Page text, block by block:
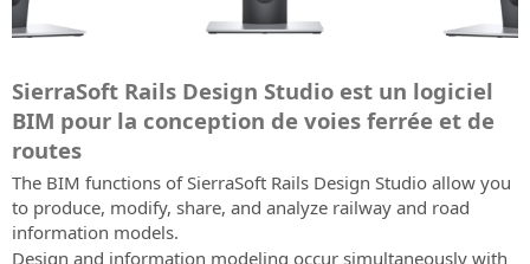
topographie
et
infrastructures
de
transport
SierraSoft
Infra
Studio
Logiciel
BIM
pour
la
conception
de
Exchange
Extension
pour
l'échange
de
l'information
SierraSoft
BIM
d'infrastructures
et
constructions
la
conception
et
les
constructions
Subscription
de
l'abonnement
Codes
d'activation
Demande
de
codes
Informations
Contacts
Adresses,
et
réseau
de
(anciennement
Twitter)
à
la
Tenez-
vous
informé
des
nouvelles,
des
promotions
SierraSoft
Store
Acheter
les
produits
SierraSoft
directement
en
LANGUE
Italiano
English
Portugûes
Español
complex
road
and
railway
infrastructure
using
SierraSoft
Rails
Design
SierraSoft Rails Design Studio est un logiciel
BIM pour la conception de voies ferrée et de
routes
The BIM functions of SierraSoft Rails Design Studio allow you
to produce, modify, share, and analyze railway and road
information models.
Design and information modeling occur simultaneously with